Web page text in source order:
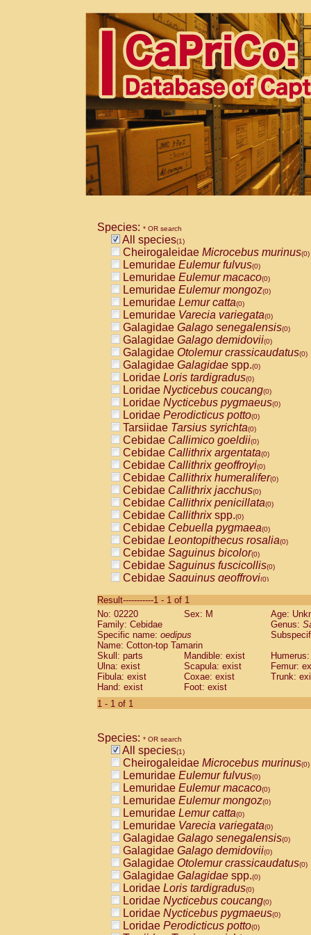
Species: * OR search
All species(1)
Cheirogaleidae Microcebus murinus(0)
Lemuridae Eulemur fulvus(0)
Lemuridae Eulemur macaco(0)
Lemuridae Eulemur mongoz(0)
Lemuridae Lemur catta(0)
Lemuridae Varecia variegata(0)
Galagidae Galago senegalensis(0)
Galagidae Galago demidovii(0)
Galagidae Otolemur crassicaudatus(0)
Galagidae Galagidae spp.(0)
Loridae Loris tardigradus(0)
Loridae Nycticebus coucang(0)
Loridae Nycticebus pygmaeus(0)
Loridae Perodicticus potto(0)
Tarsiidae Tarsius syrichta(0)
Cebidae Callimico goeldii(0)
Cebidae Callithrix argentata(0)
Cebidae Callithrix geoffroyi(0)
Cebidae Callithrix humeralifer(0)
Cebidae Callithrix jacchus(0)
Cebidae Callithrix penicillata(0)
Cebidae Callithrixspp.(0)
Cebidae Cebuella pygmaea(0)
Cebidae Leontopithecus rosalia(0)
Cebidae Saguinus bicolor(0)
Cebidae Saguinus fuscicollis(0)
Cebidae Saguinus geoffroyi(0)
CebidaeSaguinus labiatus(0)
Cebidae Saguinus leucopus (0)
Cebidae
CebidaeSaguinus mystax
Cebidae Saguinus nigricollis (0)
Cebidae Saguinus oedipus
Cebidae Saguinus weddelli
Cebidae Saguinusspp.
Cebidae
CebidaeCebus capucinus
CebidaeCebus nigrivittatus
CebidaeCebus spp.(0)
CebidaeSaimiri boliviensis(0)
CebidaeSaimiri sciureus(0)
AtelidaeAlouatta caraya(0)
AtelidaeAlouatta fusca(0)
AtelidaeAlouatta seniculus(0)
AtelidaeAlouattaspp.(0)
AtelidaeAteles belzebuth(0)
AtelidaeAteles geoffroyi(0)
AtelidaeAteles paniscus(0)
AtelidaeAtelesspp.(0)
AtelidaeLagothrix lagothricha(0)
AtelidaeLagothrix lagothricha cana
PitheciidaeCacajao calvus
Result-----------1 - 1 of 1
No: 02220
Sex: M
Age:
Family: Cebidae
Genus:
Specific name: oedipus
Name: Cotton-top Tamarin
Skull: parts
Mandible: exist
Ulna: exist
Scapula: exist
Femur:
Fibula: exist
Coxae: exist
Trunk:
Hand: exist
Foot: exist
1 - 1 of 1
Species: * OR search
All species(1)
Cheirogaleidae Microcebus murinus(0)
Lemuridae Eulemur fulvus(0)
Lemuridae Eulemur macaco(0)
Lemuridae Eulemur mongoz(0)
Lemuridae Lemur catta(0)
Lemuridae Varecia variegata(0)
Galagidae Galago senegalensis(0)
Galagidae Galago demidovii(0)
Galagidae Otolemur crassicaudatus(0)
Galagidae Galagidae spp.(0)
Loridae Loris tardigradus(0)
Loridae Nycticebus coucang(0)
Loridae Nycticebus pygmaeus(0)
Loridae Perodicticus potto(0)